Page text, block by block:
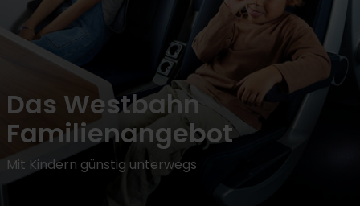
Das Westbahn
Familienangebot
Mit Kindern günstig unterwegs